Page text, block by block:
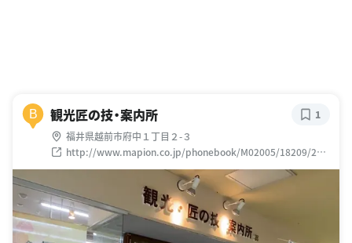
B 観光匠の技・案内所
福井県越前市府中１丁目２-３
http://www.mapion.co.jp/phonebook/M02005/18209/218
30176668/
1